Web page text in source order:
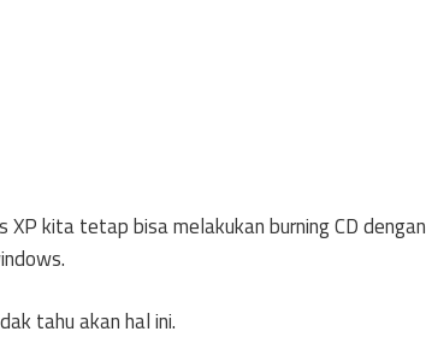
kita tetap bisa melakukan burning CD dengan
tahu akan hal ini.